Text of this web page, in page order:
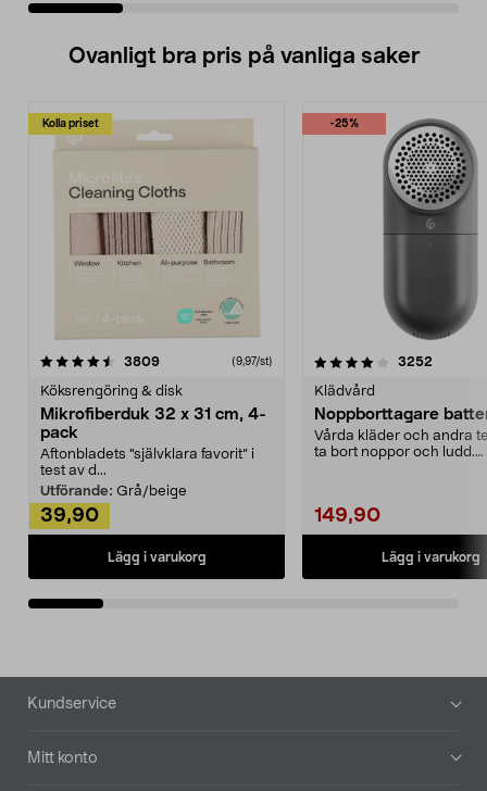
Ovanligt bra pris på vanliga saker
Kolla priset
3809recensioner (9,97/st)
Köksrengöring & disk
Mikrofiberduk 32 x 31 cm, 4-
pack
Aftonbladets "självklara favorit” i
test av d...
Utförande: Grå/beige
39,90
Lägg i varukorg
-25%
4.0av 5 stjärnor 3252
Klädvård
Noppborttagare
Vårda kläder och andra
ta bort noppor och ludd.
149,90
Lägg i varukorg
4.5av 5 stjärnor
Sidfot
Kundservice
Mitt konto